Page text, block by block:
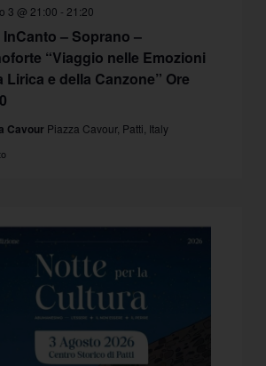
InCanto – Soprano –
“Viaggio nelle Emozioni
Lirica e della Canzone” Ore
3 @ 21:00 - 21:20
Cavour Piazza Cavour, Patti, Italy